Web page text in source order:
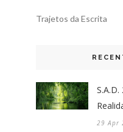
Trajetos da Escrita
29 Apr